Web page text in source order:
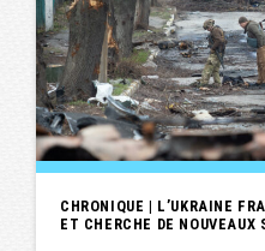
CHRONIQUE | L’UKRAINE
ET CHERCHE DE NOUVEAUX